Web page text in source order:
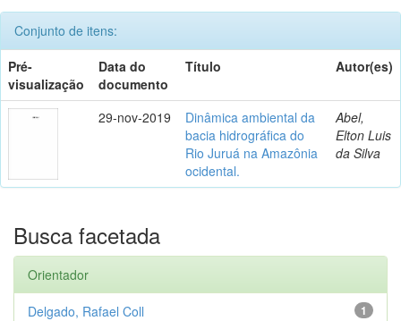
Conjunto de itens:
Pré-
visualização
Data do
documento
Título Autor(es)
29-nov-2019
Dinâmica ambiental da
bacia hidrográfica do
Rio Juruá na Amazônia
ocidental.
Abel,
Elton Luis
da Silva
Busca facetada
Orientador
1
Delgado, Rafael Coll